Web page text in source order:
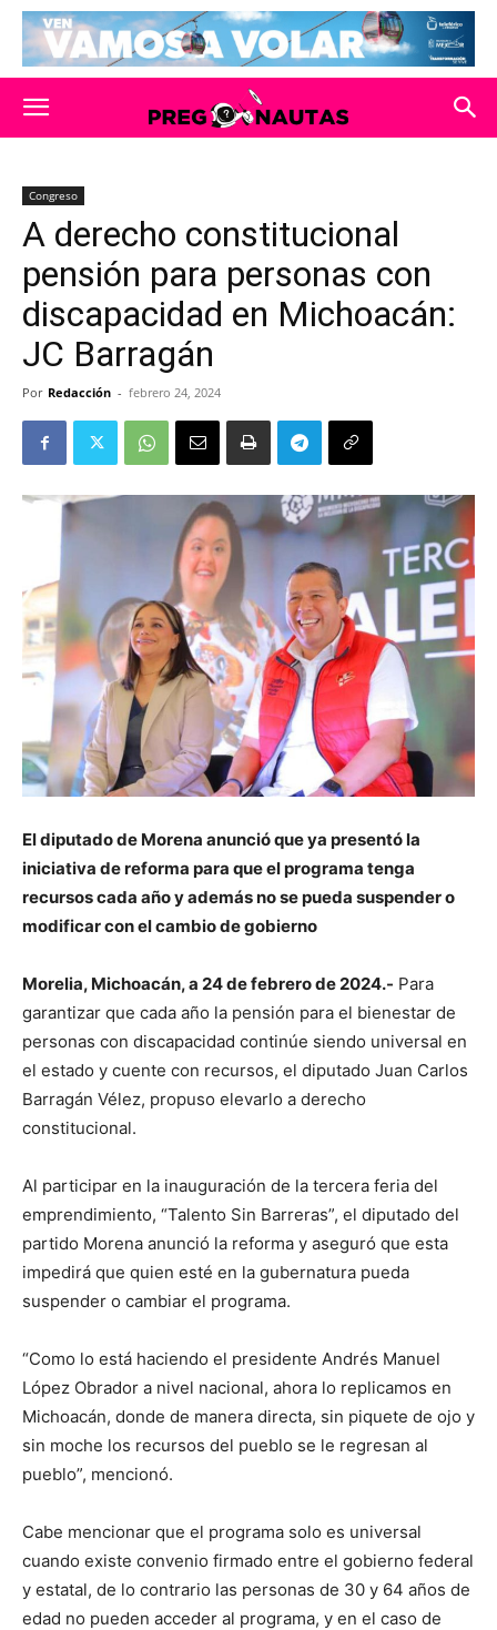
Congreso
A derecho constitucional
pensión para personas con
discapacidad en Michoacán:
JC Barragán
Por Redacción - febrero 24, 2024
El diputado de Morena anunció que ya presentó la
iniciativa de reforma para que el programa tenga
recursos cada año y además no se pueda suspender o
modificar con el cambio de gobierno
Morelia, Michoacán, a 24 de febrero de 2024.- Para
garantizar que cada año la pensión para el bienestar de
personas con discapacidad continúe siendo universal en
el estado y cuente con recursos, el diputado Juan Carlos
Barragán Vélez, propuso elevarlo a derecho
constitucional.
Al participar en la inauguración de la tercera feria del
emprendimiento, “Talento Sin Barreras”, el diputado del
partido Morena anunció la reforma y aseguró que esta
impedirá que quien esté en la gubernatura pueda
suspender o cambiar el programa.
“Como lo está haciendo el presidente Andrés Manuel
López Obrador a nivel nacional, ahora lo replicamos en
Michoacán, donde de manera directa, sin piquete de ojo y
sin moche los recursos del pueblo se le regresan al
pueblo”, mencionó.
Cabe mencionar que el programa solo es universal
cuando existe convenio firmado entre el gobierno federal
y estatal, de lo contrario las personas de 30 y 64 años de
edad no pueden acceder al programa, y en el caso de